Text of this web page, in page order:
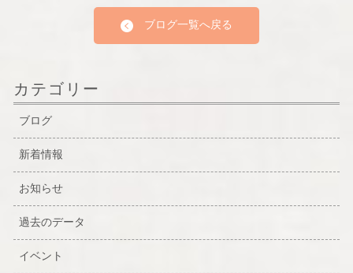
ブログ一覧へ戻る
カテゴリー
ブログ
新着情報
お知らせ
過去のデータ
イベント